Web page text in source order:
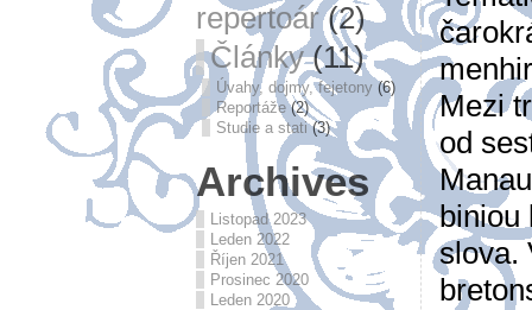
repertoár(2)
Články(11)
Úvahy, dojmy, fejetony (6)
Reportáže(2)
Studie a stati(3)
Archives
Listopad 2023
Leden 2022
Říjen 2021
Prosinec 2020
Leden 2020
Mezi
od
biniou
slova.